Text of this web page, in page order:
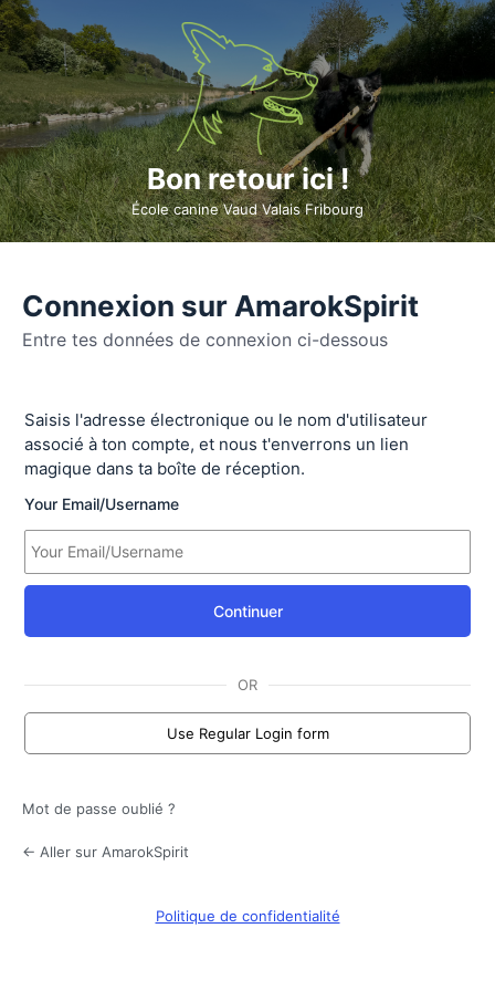
Connexion sur AmarokSpirit
Entre tes données de connexion ci-dessous
Se
connecter
Saisis l'adresse électronique ou le nom d'utilisateur
associé à ton compte, et nous t'enverrons un lien
magique dans ta boîte de réception.
Your Email/Username
Continuer
OR
Use Regular Login form
Mot de passe oublié ?
← Aller sur AmarokSpirit
Politique de confidentialité
Bon retour ici !
École canine Vaud Valais Fribourg